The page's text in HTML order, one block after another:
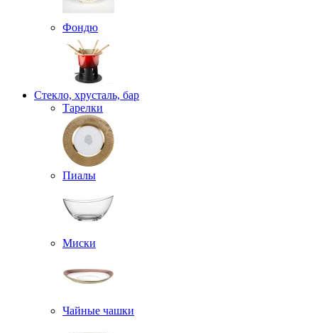
Фондю
Стекло, хрусталь, бар
Тарелки
Пиалы
Миски
Чайные чашки